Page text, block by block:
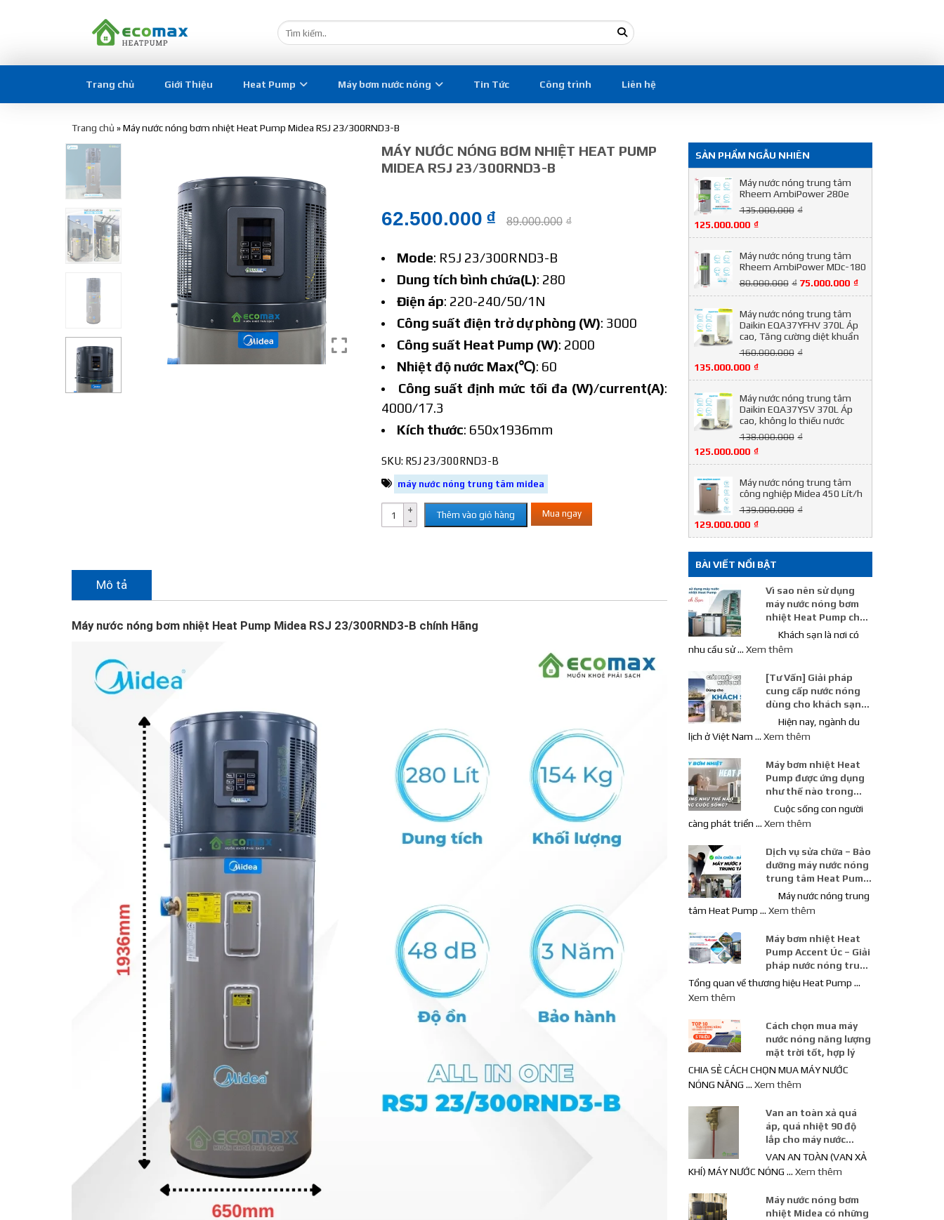
Trang chủ Giới Thiệu Heat Pump Máy bơm nước nóng Tin Tức Công trình Liên hệ
Trang chủ »Máy nước nóng bơm nhiệt Heat Pump Midea RSJ 23/300RND3-B
MÁY NƯỚC NÓNG BƠM NHIỆT HEAT PUMP
MIDEA RSJ 23/300RND3-B
62.500.000 ₫ 89.000.000 ₫
Mode: RSJ 23/300RND3-B
Dung tích bình chứa(L): 280
Điện áp: 220-240/50/1N
Công suất điện trở dự phòng (W): 3000
Công suất Heat Pump (W): 2000
Nhiệt độ nước Max(℃): 60
Công suất định mức tối đa (W)/current(A):
4000/17.3
Kích thước: 650x1936mm
SKU: RSJ 23/300RND3-B
máy nước nóng trung tâm midea
Thêm vào giỏ hàng Mua ngay
Mô tả
Máy nước nóng bơm nhiệt Heat Pump Midea RSJ 23/300RND3-B chính Hãng
SẢN PHẨM NGẪU NHIÊN
Máy nước nóng trung tâm
Rheem AmbiPower 280e
135.000.000 ₫
125.000.000 ₫
Máy nước nóng trung tâm
Rheem AmbiPower MDc-180
80.000.000 ₫ 75.000.000 ₫
Máy nước nóng trung tâm
Daikin EQA37YFHV 370L Áp
cao, Tăng cường diệt khuẩn
160.000.000 ₫
135.000.000 ₫
Máy nước nóng trung tâm
Daikin EQA37YSV 370L Áp
cao, không lo thiếu nước
138.000.000 ₫
125.000.000 ₫
Máy nước nóng trung tâm
công nghiệp Midea 450 Lít/h
139.000.000 ₫
129.000.000 ₫
BÀI VIẾT NỔI BẬT
Vì sao nên sử dụng
máy nước nóng bơm
nhiệt Heat Pump cho
Khách Sạn
Khách sạn là nơi có
nhu cầu sử … Xem thêm
[Tư Vấn] Giải pháp
cung cấp nước nóng
dùng cho khách sạn
loại nào tốt nhất?
Hiện nay, ngành du
lịch ở Việt Nam … Xem thêm
Máy bơm nhiệt Heat
Pump được ứng dụng
như thế nào trong
cuộc sống con người
Cuộc sống con người
càng phát triển … Xem thêm
Dịch vụ sửa chữa – Bảo
dưỡng máy nước nóng
trung tâm Heat Pump
chuyên nghiệp
Máy nước nóng trung
tâm Heat Pump … Xem thêm
Máy bơm nhiệt Heat
Pump Accent Úc – Giải
pháp nước nóng trung
tâm công suất lớn
Tổng quan về thương hiệu Heat Pump …
Xem thêm
Cách chọn mua máy
nước nóng năng lượng
mặt trời tốt, hợp lý
CHIA SẺ CÁCH CHỌN MUA MÁY NƯỚC
NÓNG NĂNG … Xem thêm
Van an toàn xả quá
áp, quá nhiệt 90 độ
lắp cho máy nước
nóng năng lượng mặt
trời
VAN AN TOÀN (VAN XẢ
KHÍ) MÁY NƯỚC NÓNG … Xem thêm
Máy nước nóng bơm
nhiệt Midea có những